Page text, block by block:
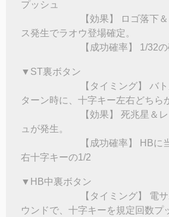
プッシュ
【効果】 ロゴ落下＆「
ス発生でラオウ登場確定。
【成功確率】 1/32の
▼ST裏ボタン
【タイミング】 バトル
ターン時に、十字キー左右どちら
【効果】 死兆星＆レイ
ュが発生。
【成功確率】 HBに当選
右十字キーの1/2
▼HB中裏ボタン
【タイミング】 電サポ
ウンドで、十字キーを規定回数プ